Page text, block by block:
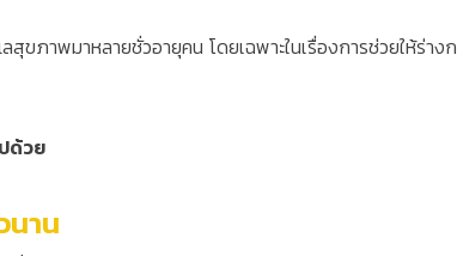
ขภาพมาหลายชั่วอายุคน โดยเฉพาะในเรื่องการช่วยให้ร่า
ด้วย
นาน